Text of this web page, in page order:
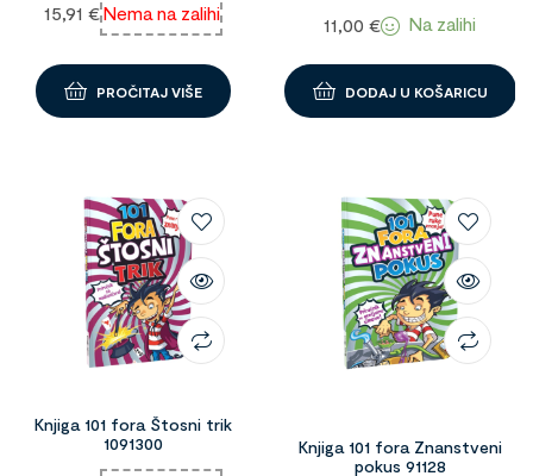
15,91 €Nema na zalihi
PROČITAJ VIŠE
11,00 € Na zalihi
DODAJ U KOŠARICU
Knjiga 101 fora Štosni trik
1091300
Knjiga 101 fora Znanstveni
pokus 91128